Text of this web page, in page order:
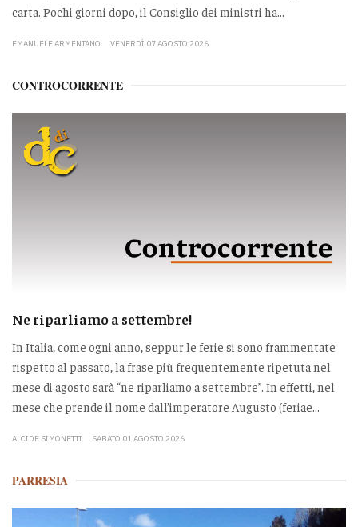
carta. Pochi giorni dopo, il Consiglio dei ministri ha...
EMANUELE ARMENTANO VENERDÌ 07 AGOSTO 2026
CONTROCORRENTE
Ne riparliamo a settembre!
In Italia, come ogni anno, seppur le ferie si sono frammentate
rispetto al passato, la frase più frequentemente ripetuta nel
mese di agosto sarà “ne riparliamo a settembre”. In effetti, nel
mese che prende il nome dall’imperatore Augusto (feriae...
ALCIDE SIMONETTI SABATO 01 AGOSTO 2026
PARRESIA